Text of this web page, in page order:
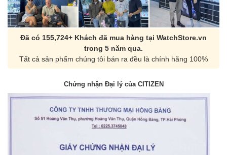
Đã có 155,724+ Khách đã mua hàng tại WatchStore.vn
trong 5 năm qua.
Tất cả sản phẩm chúng tôi bán ra đều là chính hãng 100%
Chứng nhận Đại lý của CITIZEN